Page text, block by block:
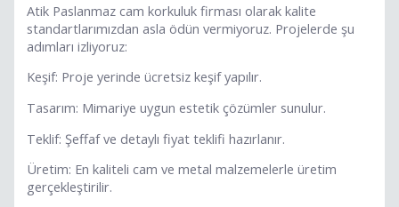
Atik Paslanmaz cam korkuluk firması olarak kalite
standartlarımızdan asla ödün vermiyoruz. Projelerde şu
adımları izliyoruz:
Keşif: Proje yerinde ücretsiz keşif yapılır.
Tasarım: Mimariye uygun estetik çözümler sunulur.
Teklif: Şeffaf ve detaylı fiyat teklifi hazırlanır.
Üretim: En kaliteli cam ve metal malzemelerle üretim
gerçekleştirilir.